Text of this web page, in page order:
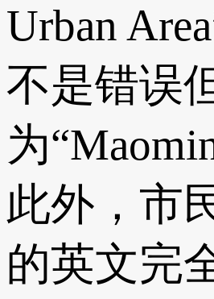
Urban
不是错误
为
此外，市
的英文完